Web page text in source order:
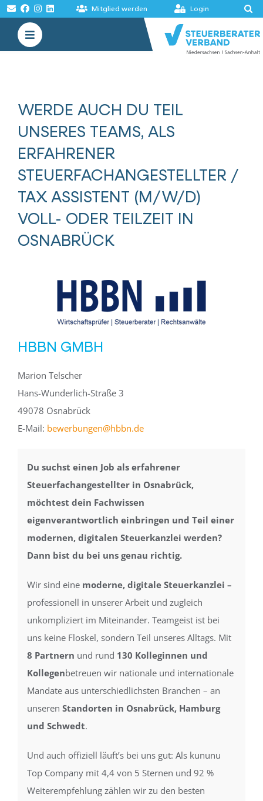
Zum
Inhalt
springen
Mitglied werden Login
Toggle
Navigation
BÖRSEN
WERDE AUCH DU TEIL
UNSERES TEAMS, ALS
ERFAHRENER
STEUERFACHANGESTELLTER /
TAX ASSISTENT (M/W/D)
VOLL- ODER TEILZEIT IN
OSNABRÜCK
HBBN GMBH
Marion Telscher
Hans-Wunderlich-Straße 3
49078 Osnabrück
E-Mail: bewerbungen@hbbn.de
Du suchst einen Job als erfahrener
Steuerfachangestellter in Osnabrück,
möchtest dein Fachwissen
eigenverantwortlich einbringen und Teil einer
modernen, digitalen Steuerkanzlei werden?
Dann bist du bei uns genau richtig.
Wir sind eine moderne, digitale Steuerkanzlei –
professionell in unserer Arbeit und zugleich
unkompliziert im Miteinander. Teamgeist ist bei
uns keine Floskel, sondern Teil unseres Alltags. Mit
8 Partnern und rund 130 Kolleginnen und
Kollegenbetreuen wir nationale und internationale
Mandate aus unterschiedlichsten Branchen – an
unseren Standorten in Osnabrück, Hamburg
und Schwedt.
Und auch offiziell läuft’s bei uns gut: Als kununu
Top Company mit 4,4 von 5 Sternen und 92 %
Weiterempfehlung zählen wir zu den besten